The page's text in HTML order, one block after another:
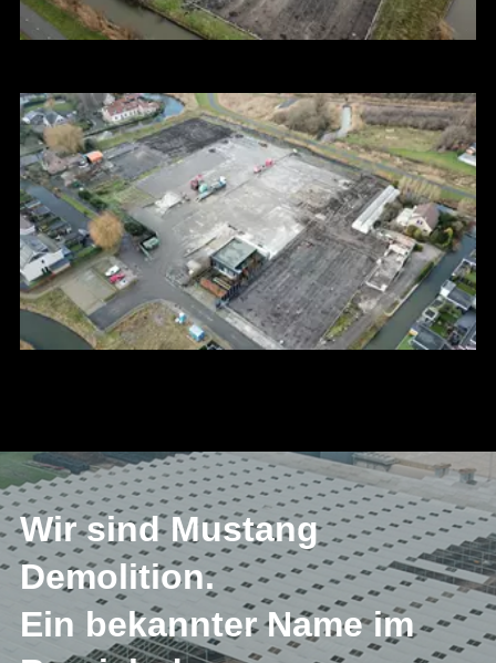
Wir sind Mustang
Demolition.
Ein bekannter Name im